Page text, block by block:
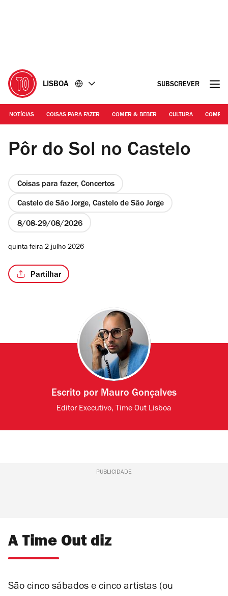
LISBOA SUBSCREVER
NOTÍCIAS COISAS PARA FAZER COMER & BEBER CULTURA
Agenda Cultural de lisboa /divulgação
Pôr do Sol no Castelo
Coisas para fazer, Concertos
Castelo de São Jorge, Castelo de São Jorge
8/08 29/08/2026
quinta-feira 2 julho 2026
Partilhar
Escrito por Mauro Gonçalves
Editor Executivo, Time Out Lisboa
PUBLICIDADE
A Time Out diz
São cinco sábados e cinco artistas (ou